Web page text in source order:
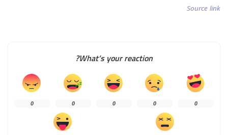
Source link
What’s your reaction?
0
0
0
0
0